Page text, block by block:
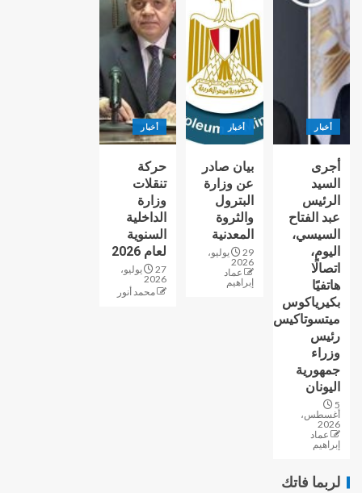
أخبار
أجرى
السيد
الرئيس
عبد الفتاح
السيسي،
اليوم،
اتصالًا
هاتفيًا
بكيرياكوس
ميتسوتاكيس
رئيس
وزراء
جمهورية
اليونان
5
أغسطس،
2026
عماد
إبراهيم
أخبار
بيان صادر
عن وزارة
البترول
والثروة
المعدنية
29 يوليو،
2026
عماد
إبراهيم
أخبار
حركة
تنقلات
وزارة
الداخلية
السنوية
لعام 2026
27 يوليو،
2026
محمد أنور
لربما فاتك